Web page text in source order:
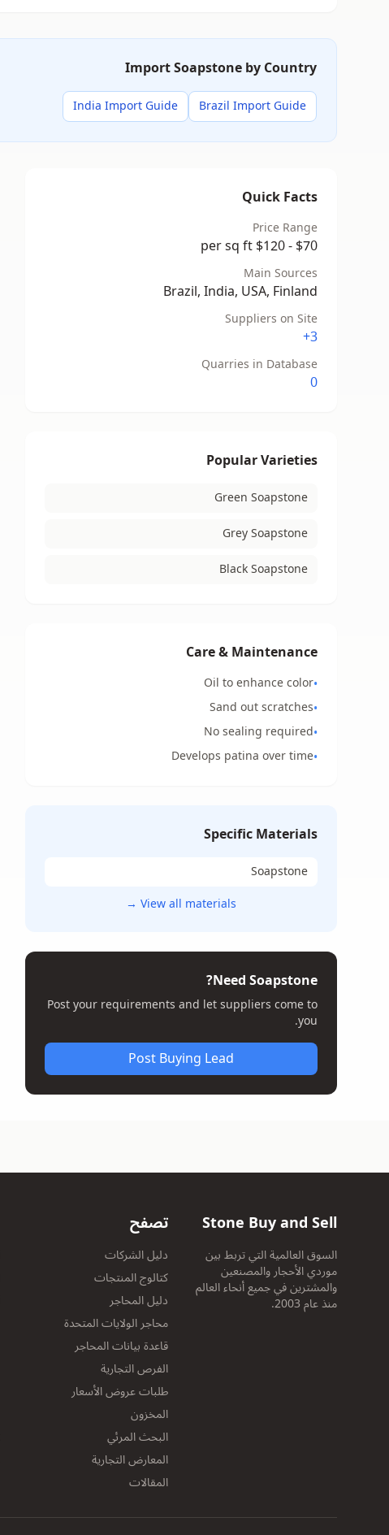
Import Soapstone by Country
Brazil Import Guide
India Import Guide
Quick Facts
Price Range
$70 - $120 per sq ft
Main Sources
Brazil, India, USA, Finland
Suppliers on Site
3+
Quarries in Database
0
Popular Varieties
Green Soapstone
Grey Soapstone
Black Soapstone
Care & Maintenance
•
Oil to enhance color
•
Sand out scratches
•
No sealing required
•
Develops patina over time
Specific Materials
Soapstone
View all materials →
Need Soapstone?
Post your requirements and let suppliers come to
you.
Post Buying Lead
Stone Buy and Sell
السوق العالمية التي تربط بين
موردي الأحجار والمصنعين
والمشترين في جميع أنحاء العالم
منذ عام 2003.
تصفح
دليل الشركات
كتالوج المنتجات
دليل المحاجر
محاجر الولايات المتحدة
قاعدة بيانات المحاجر
الفرص التجارية
طلبات عروض الأسعار
المخزون
البحث المرئي
المعارض التجارية
المقالات